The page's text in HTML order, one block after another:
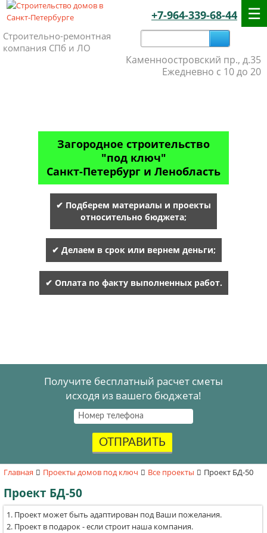
+7-964-339-68-44
Строительно-ремонтная
компания СПб и ЛО
Каменноостровский пр., д.35
Ежедневно с 10 до 20
Загородное строительство
"под ключ"
Санкт-Петербург и Ленобласть
✔ Подберем материалы и проекты
относительно бюджета;
✔ Делаем в срок или вернем деньги;
✔ Оплата по факту выполненных работ.
Получите бесплатный расчет сметы
исходя из вашего бюджета!
ОТПРАВИТЬ
Главная Проекты домов под ключ Все проекты Проект БД-50
Проект БД-50
Проект может быть адаптирован под Ваши пожелания.
Проект в подарок - если строит наша компания.